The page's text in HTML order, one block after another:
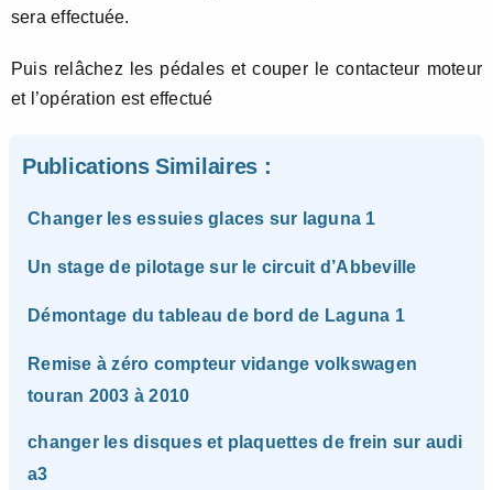
sera effectuée.
Puis relâchez les pédales et couper le contacteur moteur
et l’opération est effectué
Publications Similaires :
Changer les essuies glaces sur laguna 1
Un stage de pilotage sur le circuit d’Abbeville
Démontage du tableau de bord de Laguna 1
Remise à zéro compteur vidange volkswagen
touran 2003 à 2010
changer les disques et plaquettes de frein sur audi
a3